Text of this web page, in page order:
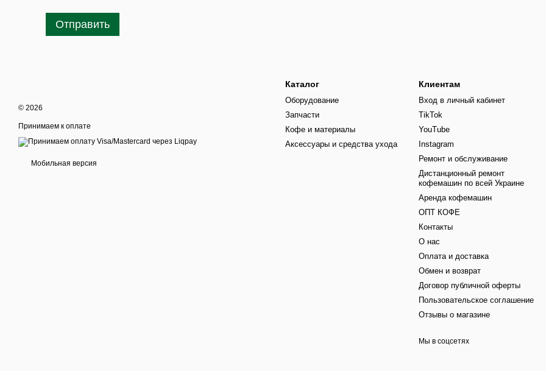
Отправить
© 2026
Принимаем к оплате
Мобильная версия
Каталог
Оборудование
Запчасти
Кофе и материалы
Аксессуары и средства ухода
Клиентам
Вход в личный кабинет
TikTok
YouTube
Instagram
Ремонт и обслуживание
Дистанционный ремонт
кофемашин по всей Украине
Аренда кофемашин
ОПТ КОФЕ
Контакты
О нас
Оплата и доставка
Обмен и возврат
Договор публичной оферты
Пользовательское соглашение
Отзывы о магазине
Мы в соцсетях